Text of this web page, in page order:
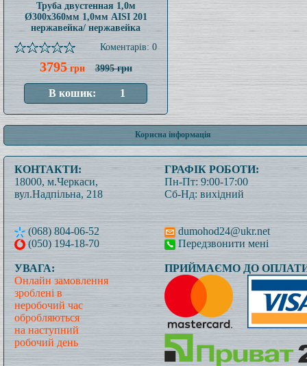
Труба двустенная 1,0м
Ø300x360мм 1,0мм AISI 201
нержавейка/ нержавейка
Коментарів: 0
3795грн 3995 грн
Корисна інформація
КОНТАКТИ:
18000, м.Черкаси,
вул.Надпільна, 218
(068) 804-06-52
(050) 194-18-70
ГРАФІК РОБОТИ:
Пн-Пт: 9:00-17:00
Сб-Нд: вихідний
dumohod24@ukr.net
Передзвонити мені
УВАГА:
Онлайн замовлення
зроблені в
неробочий час
обробляються
на наступний
робочий день
ПРИЙМАЄМО ДО